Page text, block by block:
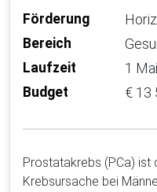
Förderung
Bereich
Laufzeit 1
Budget € 13
Prostatakrebs (PCa) ist
Krebsursache bei